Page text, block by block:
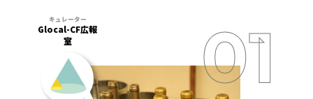
Glocal-CF広報
室